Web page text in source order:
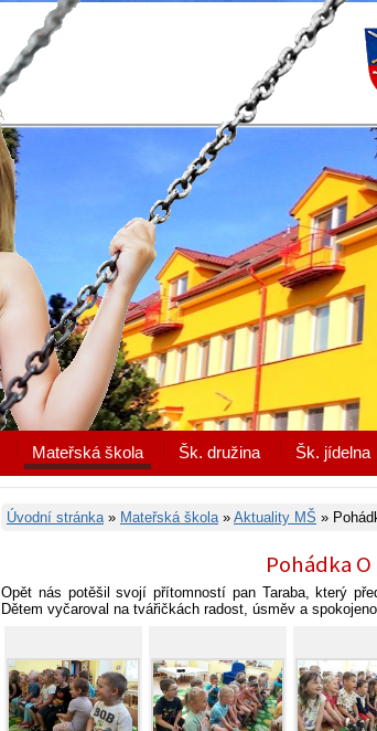
Mateřská škola Šk. družina Šk. jídelna
Úvodní stránka» Mateřská škola» Aktuality MŠ »
Pohádka
Opět nás potěšil svojí přítomností pan Taraba, který
Dětem vyčaroval na tvářičkách radost, úsměv a